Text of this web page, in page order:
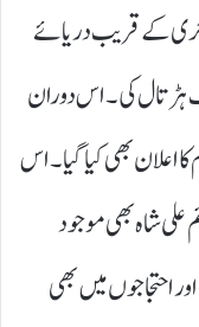
کے قریب دریائے
ہڑتال کی۔ اس دوران
کا اعلان بھی کیا گیا۔ اس
شاہ بھی موجود
احتجاجوں میں بھی